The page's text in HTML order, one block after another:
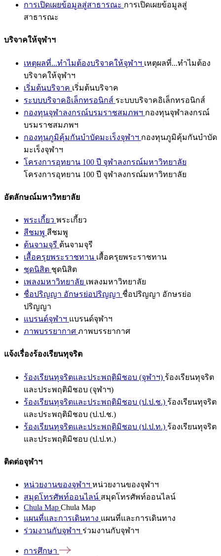
การเปิดเผยข้อมูลสู่สาธารณะ การเปิดเผยข้อมูลสู่
สาธารณะ
บริจาคให้จุฬาฯ
เหตุผลที่...ทำไมต้องบริจาคให้จุฬาฯ เหตุผลที่...ทำไมต้อง
บริจาคให้จุฬาฯ
เริ่มต้นบริจาค เริ่มต้นบริจาค
ระบบบริจาคอิเล็กทรอนิกส์ ระบบบริจาคอิเล็กทรอนิกส์
กองทุนจุฬาลงกรณ์บรมราชสมภพฯ กองทุนจุฬาลงกรณ์
บรมราชสมภพฯ
กองทุนภูมิคุ้มกันบำบัดมะเร็งจุฬาฯ กองทุนภูมิคุ้มกันบำบัด
มะเร็งจุฬาฯ
โครงการอุทยาน 100 ปี จุฬาลงกรณ์มหาวิทยาลัย
โครงการอุทยาน 100 ปี จุฬาลงกรณ์มหาวิทยาลัย
อัตลักษณ์มหาวิทยาลัย
พระเกี้ยว พระเกี้ยว
สีชมพู สีชมพู
ต้นจามจุรี ต้นจามจุรี
เสื้อครุยพระราชทาน เสื้อครุยพระราชทาน
ชุดนิสิต ชุดนิสิต
เพลงมหาวิทยาลัย เพลงมหาวิทยาลัย
ชื่อปริญญา อักษรย่อปริญญา ชื่อปริญญา อักษรย่อ
ปริญญา
แบรนด์จุฬาฯ แบรนด์จุฬาฯ
ภาพบรรยากาศ ภาพบรรยากาศ
แจ้งเรื่องร้องเรียนทุจริต
ร้องเรียนทุจริตและประพฤติมิชอบ (จุฬาฯ) ร้องเรียนทุจริต
และประพฤติมิชอบ (จุฬาฯ)
ร้องเรียนทุจริตและประพฤติมิชอบ (ป.ป.ช.) ร้องเรียนทุจริต
และประพฤติมิชอบ (ป.ป.ช.)
ร้องเรียนทุจริตและประพฤติมิชอบ (ป.ป.ท.) ร้องเรียนทุจริต
และประพฤติมิชอบ (ป.ป.ท.)
ติดต่อจุฬาฯ
หน่วยงานของจุฬาฯ หน่วยงานของจุฬาฯ
สมุดโทรศัพท์ออนไลน์ สมุดโทรศัพท์ออนไลน์
Chula Map Chula Map
แผนที่และการเดินทาง แผนที่และการเดินทาง
ร่วมงานกับจุฬาฯ ร่วมงานกับจุฬาฯ
การศึกษา